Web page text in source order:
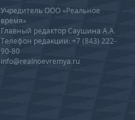
Учредитель ООО «Реальное
время»
Главный редактор Саушина А.А.
Телефон редакции: +7 (843) 222-
90-80
info@realnoevremya.ru